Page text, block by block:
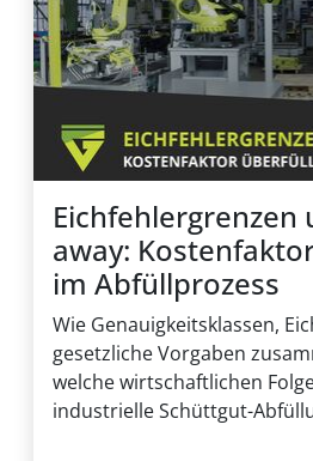
Eichfehlergrenzen
away:
im Abfüllprozess
Wie Genauigkeitsklassen,
gesetzliche Vorgaben
welche wirtschaftlichen
industrielle Schüttgut-